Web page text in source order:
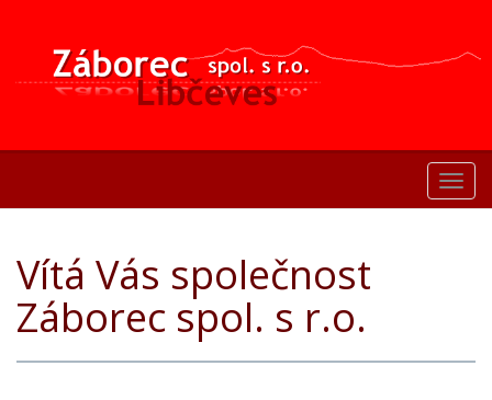
Vítá Vás společnost
Záborec spol. s r.o.